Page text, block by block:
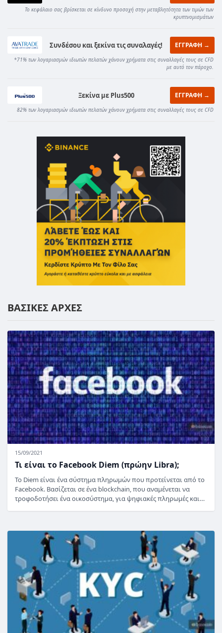
Το κεφάλαιο σας βρίσκεται σε κίνδυνο προσοχή στην μεταβλητότητα των τιμών των
κρυπτνομισμάτων
Συνδέσου και ξεκίνα τις συναλαγές! ΕΓΓΡΑΦΗ →
*71% των λογαριασμών ιδιωτών πελατών χάνουν χρήματα στις συναλλαγές τους σε CFD
με αυτό τον πάροχο.
Ξεκίνα με Plus500 ΕΓΓΡΑΦΗ →
82% των λογαριασμών ιδιωτών πελατών χάνουν χρήματα στις συναλλαγές τους σε CFD
ΒΑΣΙΚΕΣ ΑΡΧΕΣ
15/09/2021
Τι είναι το Facebook Diem (πρώην Libra);
Το Diem είναι ένα σύστημα πληρωμών που προτείνεται από το
Facebook. Βασίζεται σε ένα blockchain, που αναμένεται να
τροφοδοτήσει ένα οικοσύστημα, για ψηφιακές πληρωμές και…